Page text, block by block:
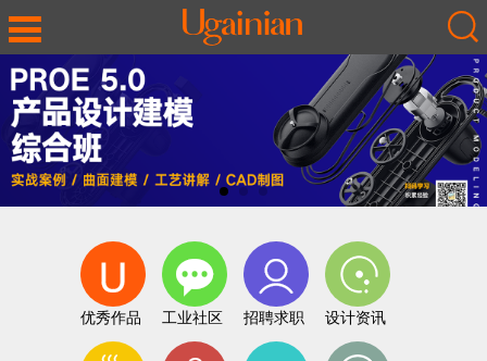
优秀作品 工业社区 招聘求职 设计资讯